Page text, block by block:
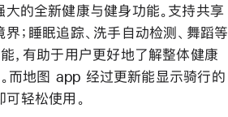
的全新健康与健身功能。支持共享
；睡眠追踪、洗手自动检测、舞蹈等
，有助于用户更好地了解整体健康
而地图 app 经过更新能显示骑行的
轻松使用。